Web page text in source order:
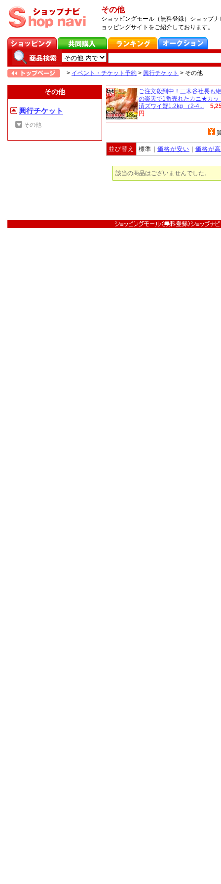
その他
ショッピングモール（無料登録）ショップ
ョッピングサイトをご紹介しております。
> イベント・チケット予約 > 興行チケット > その他
その他
興行チケット
その他
ご注文殺到中！三木谷社長も
の楽天で1番売れたカニ★カッ
済ズワイ蟹1.2kg （2-4...
円
並び替え 標準 | 価格が安い 価格が
該当の商品はございませんでした。